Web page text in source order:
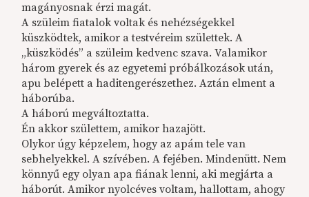
magányosnak érzi magát.
A szüleim fiatalok voltak és nehézségekkel
küszködtek, amikor a testvéreim születtek. A
„küszködés” a szüleim kedvenc szava. Valamikor
három gyerek és az egyetemi próbálkozások után,
apu belépett a haditengerészethez. Aztán elment a
háborúba.
A háború megváltoztatta.
Én akkor születtem, amikor hazajött.
Olykor úgy képzelem, hogy az apám tele van
sebhelyekkel. A szívében. A fejében. Mindenütt. Nem
könnyű egy olyan apa fiának lenni, aki megjárta a
háborút. Amikor nyolcéves voltam, hallottam, ahogy